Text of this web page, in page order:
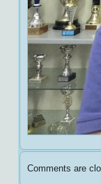
Comments are